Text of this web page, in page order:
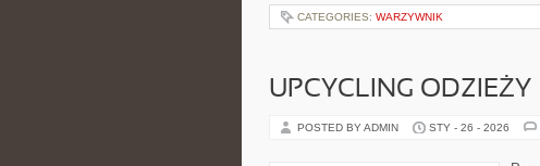
CATEGORIES: WARZYWNIK
UPCYCLING ODZIEŻY
POSTED BY ADMIN STY - 26 - 2026